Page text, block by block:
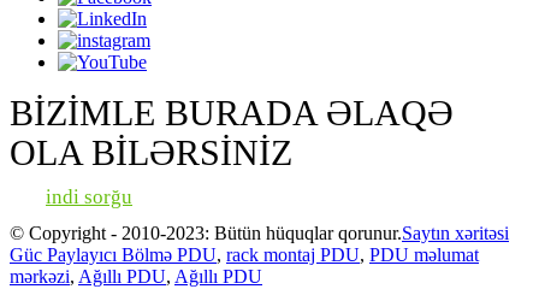
BİZİMLE BURADA ƏLAQƏ
OLA BİLƏRSİNİZ
indi sorğu
© Copyright - 2010-2023: Bütün hüquqlar qorunur.Saytın xəritəsi
Güc Paylayıcı Bölmə PDU, rack montaj PDU, PDU məlumat
mərkəzi, Ağıllı PDU, Ağıllı PDU